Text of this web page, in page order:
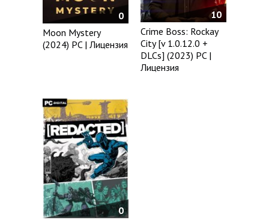
0
Moon Mystery
(2024) PC | Лицензия
10
Crime Boss: Rockay
City [v 1.0.12.0 +
DLCs] (2023) PC |
Лицензия
0